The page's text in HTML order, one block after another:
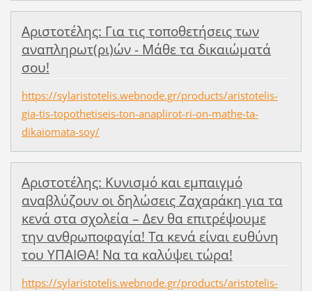
Αριστοτέλης: Για τις τοποθετήσεις των
αναπληρωτ(ρι)ών - Μάθε τα δικαιώματά
σου!
https://sylaristotelis.webnode.gr/products/aristotelis-
gia-tis-topothetiseis-ton-anaplirot-ri-on-mathe-ta-
dikaiomata-soy/
Αριστοτέλης: Κυνισμό και εμπαιγμό
αναβλύζουν οι δηλώσεις Ζαχαράκη για τα
κενά στα σχολεία – Δεν θα επιτρέψουμε
την ανθρωποφαγία! Τα κενά είναι ευθύνη
του ΥΠΑΙΘΑ! Να τα καλύψει τώρα!
https://sylaristotelis.webnode.gr/products/aristotelis-